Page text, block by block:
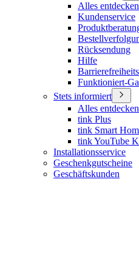
Alles entdecken
Kundenservice
Rücksendung
Hilfe
Funktioniert-
Stets informiert
Alles entdecken
tink Plus
tink Smart
tink YouTube
Installationsservice
Geschenkgutscheine
Geschäftskunden